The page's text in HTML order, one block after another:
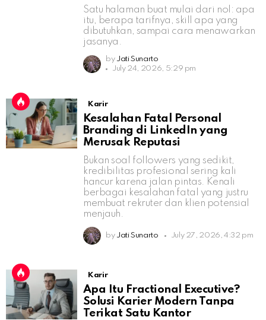
Satu halaman buat mulai dari nol: apa
itu, berapa tarifnya, skill apa yang
dibutuhkan, sampai cara menawarkan
jasanya.
by Jati Sunarto
July 24, 2026, 5:29 pm
Karir
Kesalahan Fatal Personal
Branding di LinkedIn yang
Merusak Reputasi
Bukan soal followers yang sedikit,
kredibilitas profesional sering kali
hancur karena jalan pintas. Kenali
berbagai kesalahan fatal yang justru
membuat rekruter dan klien potensial
menjauh.
by Jati Sunarto July 27, 2026, 4:32 pm
Karir
Apa Itu Fractional Executive?
Solusi Karier Modern Tanpa
Terikat Satu Kantor